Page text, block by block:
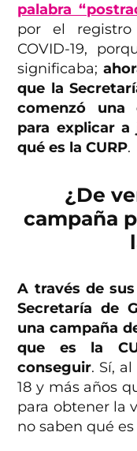
palabra
por el
COVID-19,
significaba;
que la
comenzó una
para explicar a
qué es la CURP.
¿De
campaña
A través de
Secretaría de
una campaña
que es la
conseguir. Sí,
18 y más años
para obtener la
no saben qué